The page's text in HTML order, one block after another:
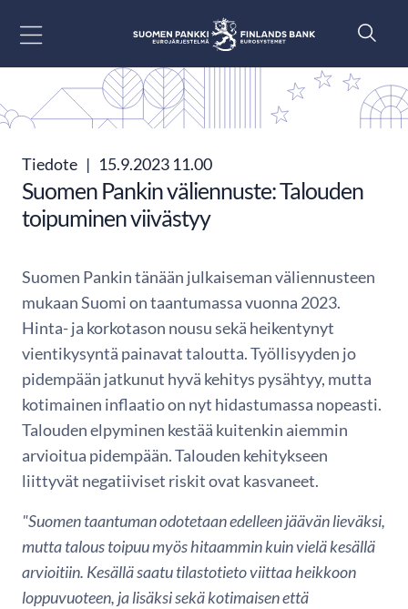
Tiedote | 15.9.2023 11.00
Suomen Pankin väliennuste: Talouden
toipuminen viivästyy
Suomen Pankin tänään julkaiseman väliennusteen
mukaan Suomi on taantumassa vuonna 2023.
Hinta- ja korkotason nousu sekä heikentynyt
vientikysyntä painavat taloutta. Työllisyyden jo
pidempään jatkunut hyvä kehitys pysähtyy, mutta
kotimainen inflaatio on nyt hidastumassa nopeasti.
Talouden elpyminen kestää kuitenkin aiemmin
arvioitua pidempään. Talouden kehitykseen
liittyvät negatiiviset riskit ovat kasvaneet.
"Suomen taantuman odotetaan edelleen jäävän lieväksi,
mutta talous toipuu myös hitaammin kuin vielä kesällä
arvioitiin. Kesällä saatu tilastotieto viittaa heikkoon
loppuvuoteen, ja lisäksi sekä kotimaisen että